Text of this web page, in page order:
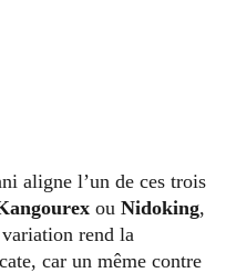
aligne l’un de ces trois
ou Nidoking,
rend la
car un même contre